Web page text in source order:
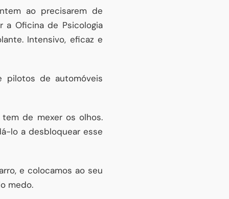
ao precisarem de
a Oficina de Psicologia
Intensivo, eficaz e
pilotos de automóveis
de mexer os olhos.
lo a desbloquear esse
e colocamos ao seu
medo.